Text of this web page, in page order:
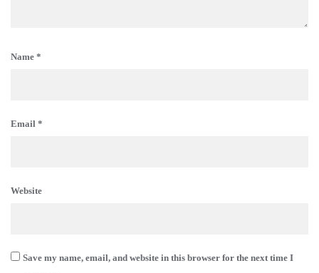
Name *
Email *
Website
Save my name, email, and website in this browser for the next time I